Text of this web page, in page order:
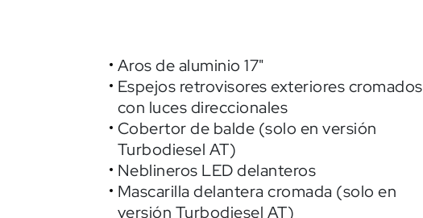
Aros de aluminio 17"
Espejos retrovisores exteriores cromados
con luces direccionales
Cobertor de balde (solo en versión
Turbodiesel AT)
Neblineros LED delanteros
Mascarilla delantera cromada (solo en
versión Turbodiesel AT)